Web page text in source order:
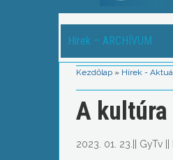
Hírek – ARCHÍVUM
Kezdőlap » Hírek -
A kultúra
2023. 01. 23. GyTv